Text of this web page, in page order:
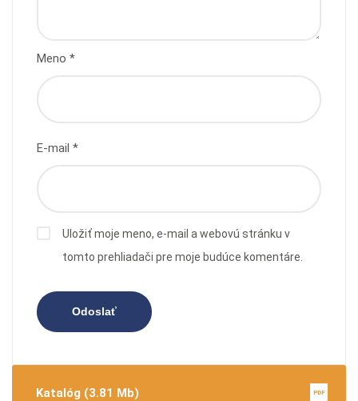
Meno *
E-mail *
Uložiť moje meno, e-mail a webovú stránku v
tomto prehliadači pre moje budúce komentáre.
Katalóg (3.81 Mb) PDF